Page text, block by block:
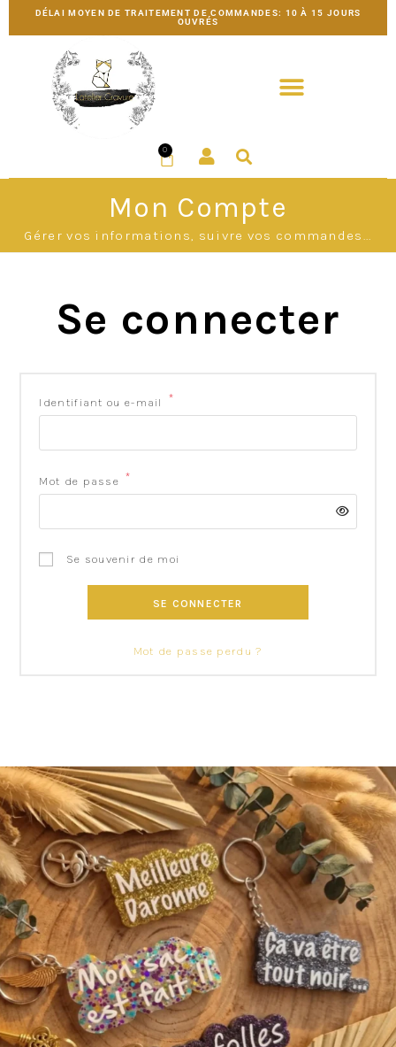
DÉLAI MOYEN DE TRAITEMENT DE COMMANDES: 10 À 15 JOURS
OUVRÉS
0
Mon Compte
Gérer vos informations, suivre vos commandes...
Se connecter
Identifiant ou e-mail *
Mot de passe *
Se souvenir de moi
SE CONNECTER
Mot de passe perdu ?